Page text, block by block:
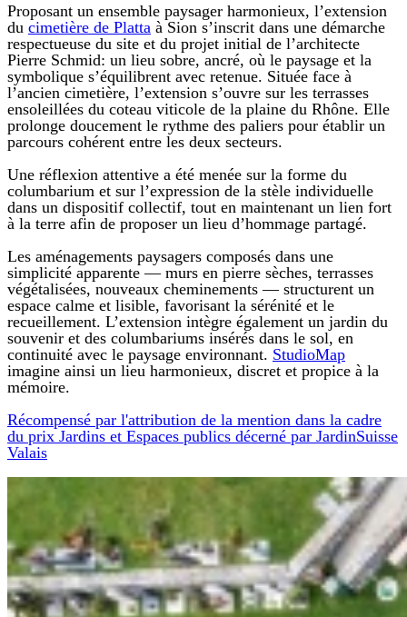
Proposant un ensemble paysager harmonieux, l’extension
du cimetière de Platta à Sion s’inscrit dans une démarche
respectueuse du site et du projet initial de l’architecte
Pierre Schmid: un lieu sobre, ancré, où le paysage et la
symbolique s’équilibrent avec retenue. Située face à
l’ancien cimetière, l’extension s’ouvre sur les terrasses
ensoleillées du coteau viticole de la plaine du Rhône. Elle
prolonge doucement le rythme des paliers pour établir un
parcours cohérent entre les deux secteurs.
Une réflexion attentive a été menée sur la forme du
columbarium et sur l’expression de la stèle individuelle
dans un dispositif collectif, tout en maintenant un lien fort
à la terre afin de proposer un lieu d’hommage partagé.
Les aménagements paysagers composés dans une
simplicité apparente — murs en pierre sèches, terrasses
végétalisées, nouveaux cheminements — structurent un
espace calme et lisible, favorisant la sérénité et le
recueillement. L’extension intègre également un jardin du
souvenir et des columbariums insérés dans le sol, en
continuité avec le paysage environnant. StudioMap
imagine ainsi un lieu harmonieux, discret et propice à la
mémoire.
Récompensé par l'attribution de la mention dans la cadre
du prix Jardins et Espaces publics décerné par JardinSuisse
Valais